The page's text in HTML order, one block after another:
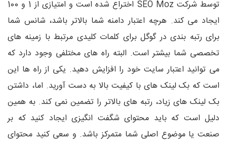
توسط شرکت SEO Moz اختراع شده است و امتیازی از 1 و 100
ایجاد می کند. هرچه اعتبار دامنه شما بالاتر باشد، شانس شما
برای رتبه بندی در گوگل برای کلمات کلیدی مرتبط با زمینه های
تخصصی شما بیشتر است. البته راه های مختلفی وجود دارد که
می توانید اعتبار سایت خود را افزایش دهید. یکی از راه ها این
است که بک لینک های با کیفیت بالا به دست آورید. اما، داشتن
بک لینک های زیاد، رتبه های بالاتر را تضمین نمی کند. به همین
دلیل است که باید محتوای شگفت انگیزی ایجاد کنید که بر
صنعت یا موضوع اصلی شما متمرکز باشد. و سعی کنید محتوای